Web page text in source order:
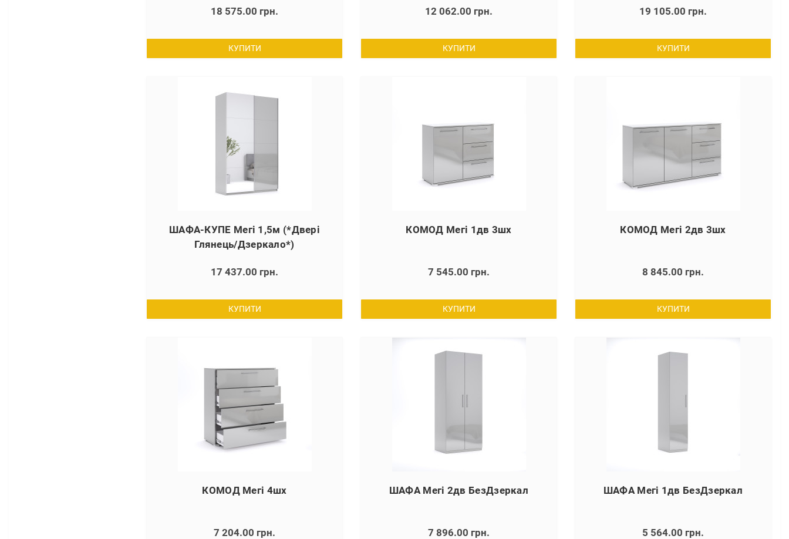
18 575.00 грн.
КУПИТИ
12 062.00 грн.
КУПИТИ
19 105.00 грн.
КУПИТИ
ШАФА-КУПЕ Мегі 1,5м (*Двері
Глянець/Дзеркало*)
17 437.00 грн.
КУПИТИ
КОМОД Мегі 1дв 3шх
7 545.00 грн.
КУПИТИ
КОМОД Мегі 2дв 3шх
8 845.00 грн.
КУПИТИ
КОМОД Мегі 4шх
7 204.00 грн.
ШАФА Мегі 2дв БезДзеркал
7 896.00 грн.
ШАФА Мегі 1дв БезДзеркал
5 564.00 грн.